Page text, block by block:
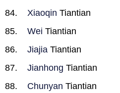
Xiaoqin Tiantian
Wei Tiantian
Jiajia Tiantian
Jianhong Tiantian
Chunyan Tiantian